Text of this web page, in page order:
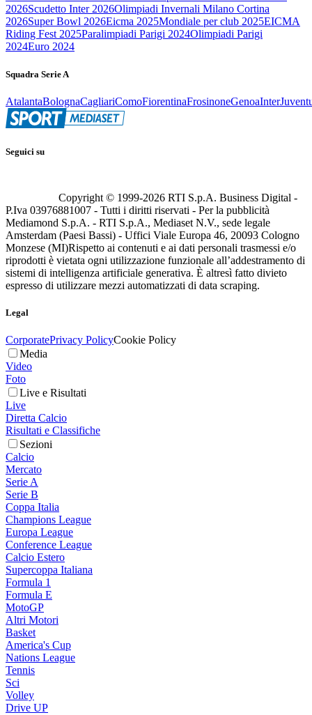
2026Scudetto Inter 2026Olimpiadi Invernali Milano Cortina
2026Super Bowl 2026Eicma 2025Mondiale per club 2025EICMA
Riding Fest 2025Paralimpiadi Parigi 2024Olimpiadi Parigi
2024Euro 2024
Squadra Serie A
AtalantaBolognaCagliariComoFiorentinaFrosinoneGenoaInter
Seguici su
Copyright © 1999-2026 RTI S.p.A. Business Digital -
P.Iva 03976881007 - Tutti i diritti riservati - Per la pubblicità
Mediamond S.p.A. - RTI S.p.A., Mediaset N.V., sede legale
Amsterdam (Paesi Bassi) - Uffici Viale Europa 46, 20093 Cologno
Monzese (MI)Rispetto ai contenuti e ai dati personali trasmessi e/o
riprodotti è vietata ogni utilizzazione funzionale all’addestramento di
sistemi di intelligenza artificiale generativa. È altresì fatto divieto
espresso di utilizzare mezzi automatizzati di data scraping.
Legal
CorporatePrivacy PolicyCookie Policy
Media
Video
Foto
Live e Risultati
Live
Diretta Calcio
Risultati e Classifiche
Sezioni
Calcio
Mercato
Serie A
Serie B
Coppa Italia
Champions League
Europa League
Conference League
Calcio Estero
Supercoppa Italiana
Formula 1
Formula E
MotoGP
Altri Motori
Basket
America's Cup
Nations League
Tennis
Sci
Volley
Drive UP